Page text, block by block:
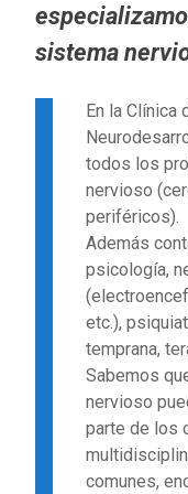
sistema
En la Clínica
todos los
nervioso
periféricos).
Además
psicología,
etc.),
temprana,
Sabemos
nervioso
parte de los
comunes,